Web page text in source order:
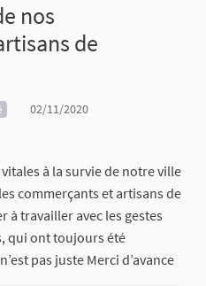
nos
de
02/11/2020
à la survie de notre ville
commerçants et artisans de
à travailler avec les gestes
qui ont toujours été
pas juste Merci d’avance